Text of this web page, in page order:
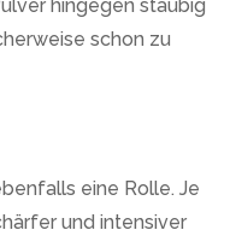
hingegen staubig
schon zu
eine Rolle. Je
und intensiver